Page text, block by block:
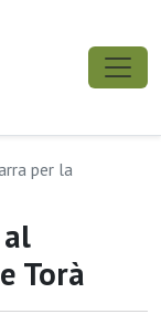
per la
al
Torà